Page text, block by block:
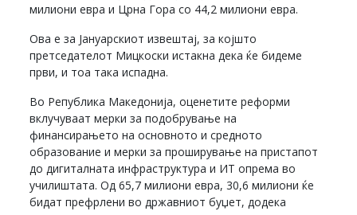
милиони евра и Црна Гора со 44,2 милиони евра.
Ова е за Јануарскиот извештај, за којшто
претседателот Мицкоски истакна дека ќе бидеме
први, и тоа така испадна.
Во Република Македонија, оценетите реформи
вклучуваат мерки за подобрување на
финансирањето на основното и средното
образование и мерки за проширување на пристапот
до дигиталната инфраструктура и ИТ опрема во
училиштата. Од 65,7 милиони евра, 30,6 милиони ќе
бидат префрлени во државниот буџет, додека